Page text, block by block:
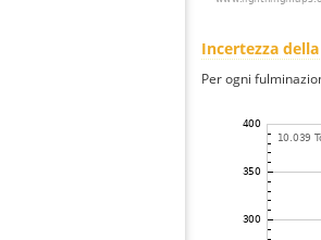
Incertezza
Per ogni